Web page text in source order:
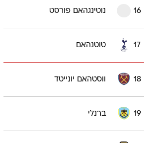
16 נוטינגהאם פורסט
17 טוטנהאם
18 ווסטהאם יונייטד
19 ברנלי